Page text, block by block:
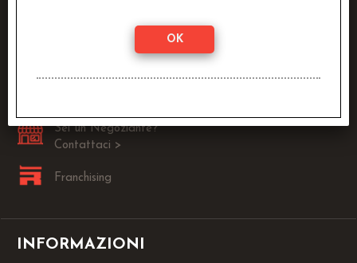
9.00 - 13.00 / 14.00 - 18.00
Sei un Negoziante?
Contattaci >
Franchising
INFORMAZIONI